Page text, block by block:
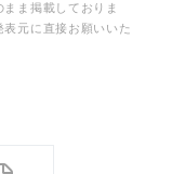
ま掲載しておりま
元に直接お願いいた